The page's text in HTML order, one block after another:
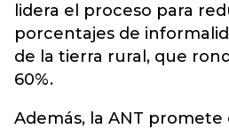
lidera el proceso para
porcentajes de
de la tierra rural, que
60%.
Además, la ANT promete